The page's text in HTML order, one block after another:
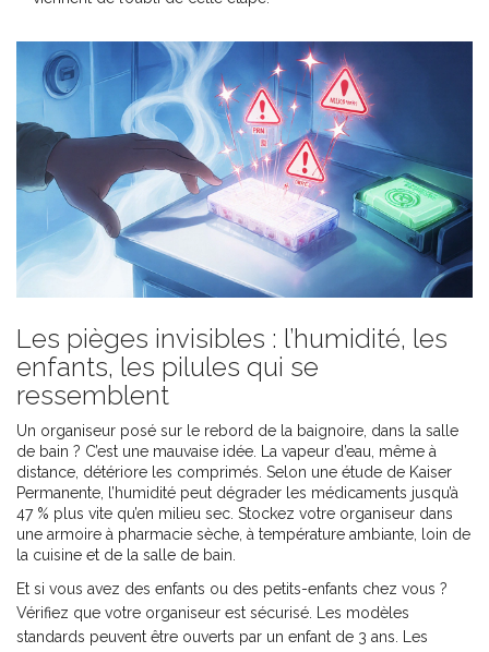
Les pièges invisibles : l’humidité, les
enfants, les pilules qui se
ressemblent
Un organiseur posé sur le rebord de la baignoire, dans la salle
de bain ? C’est une mauvaise idée. La vapeur d’eau, même à
distance, détériore les comprimés. Selon une étude de Kaiser
Permanente, l’humidité peut dégrader les médicaments jusqu’à
47 % plus vite qu’en milieu sec. Stockez votre organiseur dans
une armoire à pharmacie sèche, à température ambiante, loin de
la cuisine et de la salle de bain.
Et si vous avez des enfants ou des petits-enfants chez vous ?
Vérifiez que votre organiseur est sécurisé. Les modèles
standards peuvent être ouverts par un enfant de 3 ans. Les